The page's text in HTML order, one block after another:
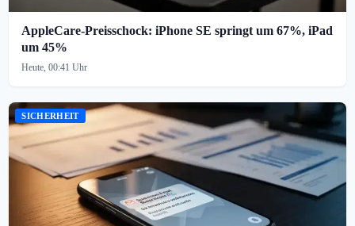
AppleCare-Preisschock: iPhone SE springt um 67%, iPad
um 45%
Heute, 00:41 Uhr
SICHERHEIT